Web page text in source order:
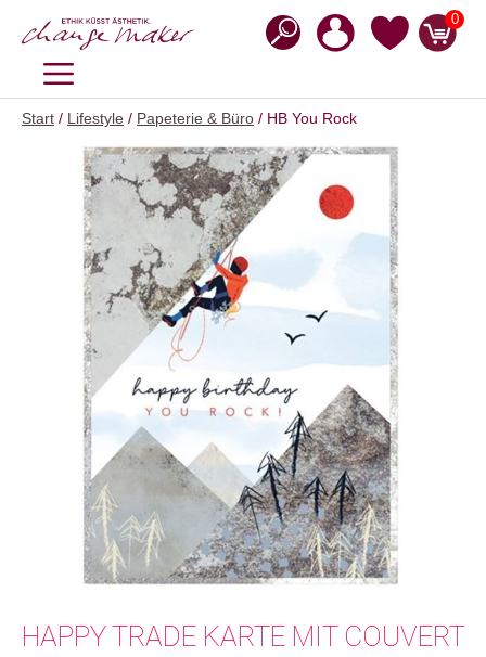
Inhalt
0
MENÜ
Start / Lifestyle / Papeterie & Büro / HB You Rock
HAPPY TRADE KARTE MIT COUVERT